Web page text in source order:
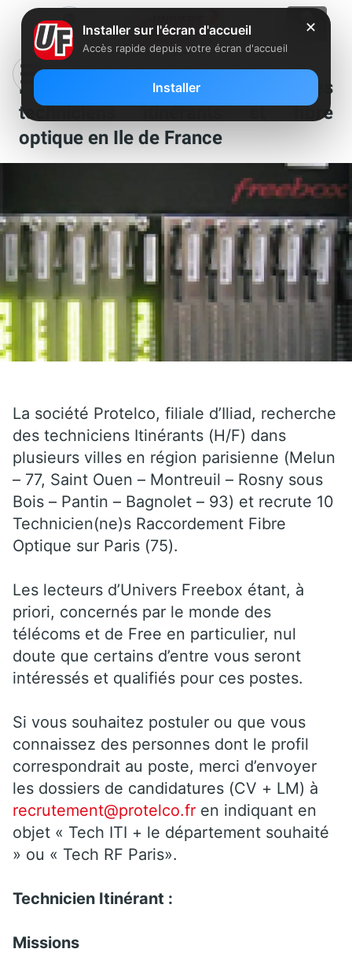
Protelco / Free recrute des
techniciens itinérants et fibre
optique en Ile de France
La société Protelco, filiale d’Iliad, recherche
des techniciens Itinérants (H/F) dans
plusieurs villes en région parisienne (Melun
– 77, Saint Ouen – Montreuil – Rosny sous
Bois – Pantin – Bagnolet – 93) et recrute 10
Technicien(ne)s Raccordement Fibre
Optique sur Paris (75).
Les lecteurs d’Univers Freebox étant, à
priori, concernés par le monde des
télécoms et de Free en particulier, nul
doute que certains d’entre vous seront
intéressés et qualifiés pour ces postes.
Si vous souhaitez postuler ou que vous
connaissez des personnes dont le profil
correspondrait au poste, merci d’envoyer
les dossiers de candidatures (CV + LM) à
recrutement@protelco.fr en indiquant en
objet « Tech ITI + le département souhaité
» ou « Tech RF Paris».
Technicien Itinérant :
Missions
✕
Installer sur l'écran d'accueil
Accès rapide depuis votre écran d'accueil
Installer